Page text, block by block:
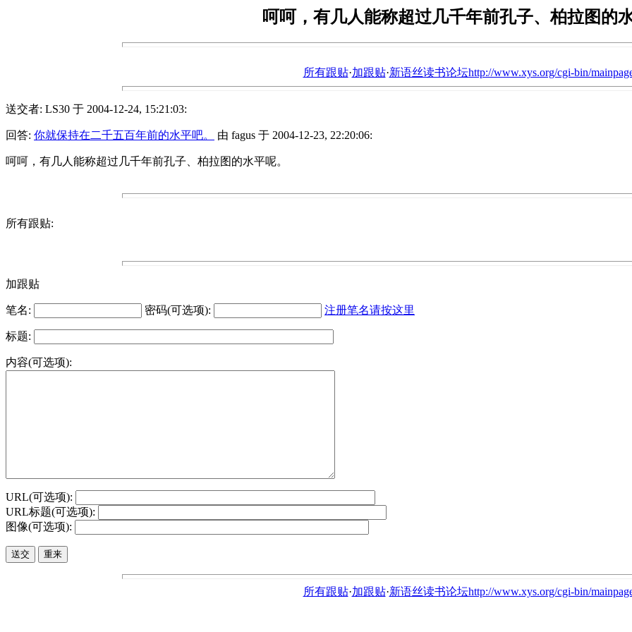
呵呵，有几人能称超过几千年前孔子、柏拉图的
所有跟贴·加跟贴·新语丝读书论坛http://www.xys.org/cgi-bin/
送交者: LS30 于 2004-12-24, 15:21:03:
回答: 你就保持在二千五百年前的水平吧。 由 fagus 于 2004-12-23, 22:20:06:
呵呵，有几人能称超过几千年前孔子、柏拉图的水平呢。
所有跟贴:
加跟贴
笔名: 密码(可选项): 注册笔名请按这里
标题:
内容(可选项):
URL(可选项):
URL标题(可选项):
图像(可选项):
所有跟贴·加跟贴·新语丝读书论坛http://www.xys.org/cgi-bin/